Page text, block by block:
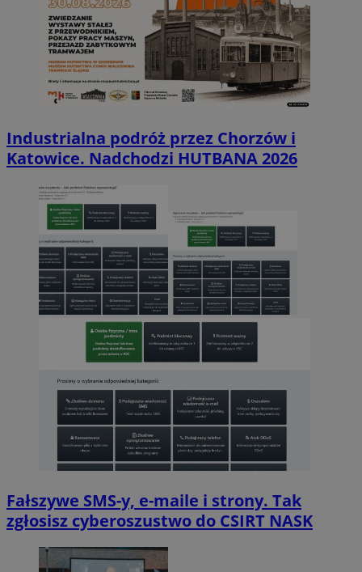
Industrialna podróż przez Chorzów i
Katowice. Nadchodzi HUTBANA 2026
Fałszywe SMS-y, e-maile i strony. Tak
zgłosisz cyberoszustwo do CSIRT NASK